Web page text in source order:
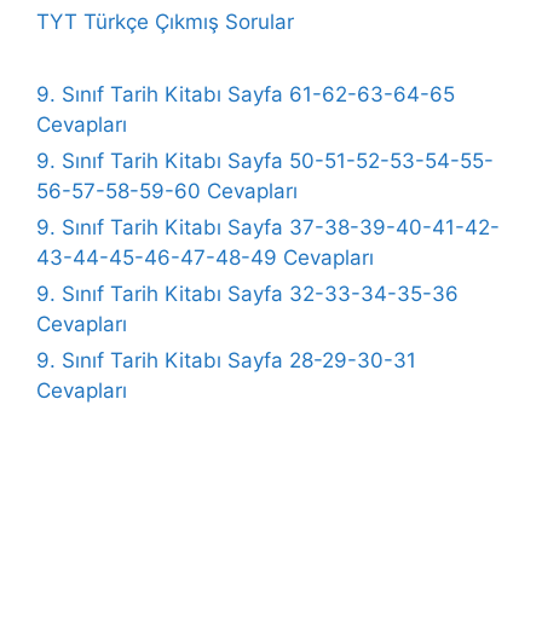
TYT Türkçe Çıkmış Sorular
9. Sınıf Tarih Kitabı Sayfa 61-62-63-64-65
Cevapları
9. Sınıf Tarih Kitabı Sayfa 50-51-52-53-54-55-
56-57-58-59-60 Cevapları
9. Sınıf Tarih Kitabı Sayfa 37-38-39-40-41-42-
43-44-45-46-47-48-49 Cevapları
9. Sınıf Tarih Kitabı Sayfa 32-33-34-35-36
Cevapları
9. Sınıf Tarih Kitabı Sayfa 28-29-30-31
Cevapları